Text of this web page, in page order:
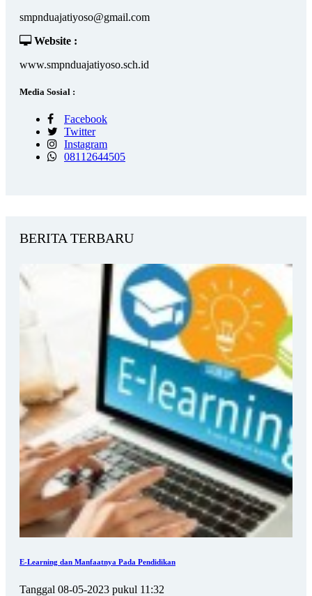
smpnduajatiyoso@gmail.com
Website :
www.smpnduajatiyoso.sch.id
Media Sosial :
Facebook
Twitter
Instagram
08112644505
BERITA TERBARU
E-Learning dan Manfaatnya Pada Pendidikan
Tanggal 08-05-2023 pukul 11:32